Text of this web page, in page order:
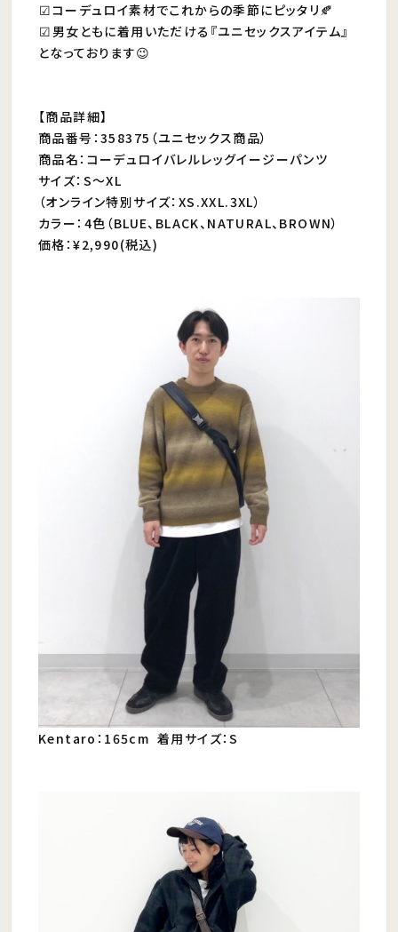
︎︎︎︎︎︎☑︎コーデュロイ素材でこれからの季節にピッタリ🍂
︎︎︎︎︎︎☑︎男女ともに着用いただける『ユニセックスアイテム』
となっております😉
【商品詳細】
商品番号：358375（ユニセックス商品）
商品名：コーデュロイバレルレッグイージーパンツ
サイズ：S〜XL
（オンライン特別サイズ：XS.XXL.3XL）
カラー：4色（BLUE、BLACK、NATURAL、BROWN）
価格：¥2,990(税込)
Kentaro：165cm 着用サイズ：S